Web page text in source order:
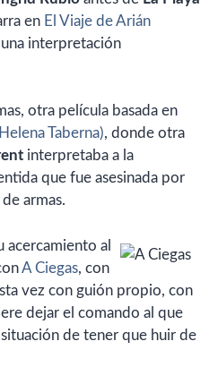
en El Viaje de Arián
interpretación
otra película basada en
Taberna), donde otra
interpretaba a la
que fue asesinada por
armas.
acercamiento al
A Ciegas, con
vez con guión propio, con
dejar el comando al que
de tener que huir de